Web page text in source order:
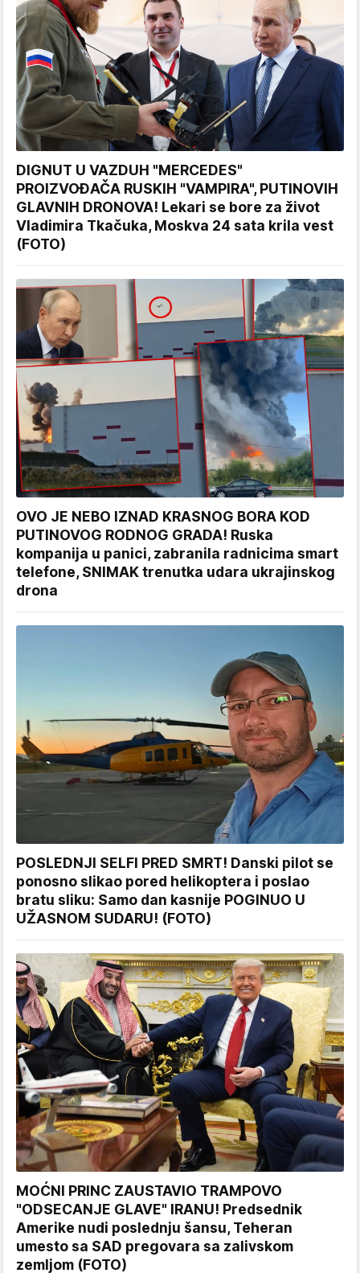
DIGNUT U VAZDUH "MERCEDES"
PROIZVOĐAČA RUSKIH "VAMPIRA", PUTINOVIH
GLAVNIH DRONOVA! Lekari se bore za život
Vladimira Tkačuka, Moskva 24 sata krila vest
(FOTO)
OVO JE NEBO IZNAD KRASNOG BORA KOD
PUTINOVOG RODNOG GRADA! Ruska
kompanija u panici, zabranila radnicima smart
telefone, SNIMAK trenutka udara ukrajinskog
drona
POSLEDNJI SELFI PRED SMRT! Danski pilot se
ponosno slikao pored helikoptera i poslao
bratu sliku: Samo dan kasnije POGINUO U
UŽASNOM SUDARU! (FOTO)
MOĆNI PRINC ZAUSTAVIO TRAMPOVO
"ODSECANJE GLAVE" IRANU! Predsednik
Amerike nudi poslednju šansu, Teheran
umesto sa SAD pregovara sa zalivskom
zemljom (FOTO)